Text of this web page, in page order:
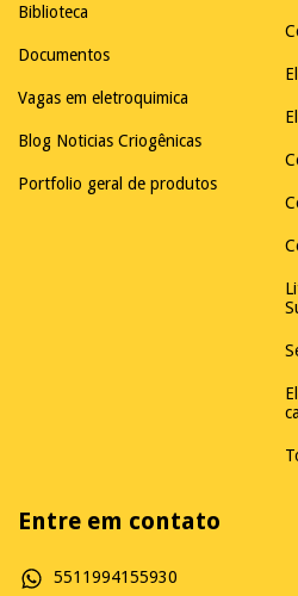
Biblioteca
Documentos
Vagas em eletroquimica
Blog Noticias Criogênicas
Portfolio geral de produtos
Entre em contato
5511994155930